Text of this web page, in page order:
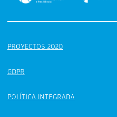
PROYECTOS 2020
GDPR
POLÍTICA INTEGRADA